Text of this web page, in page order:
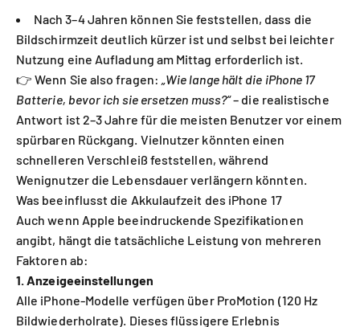
Nach 3–4 Jahren können Sie feststellen, dass die
Bildschirmzeit deutlich kürzer ist und selbst bei leichter
Nutzung eine Aufladung am Mittag erforderlich ist.
👉 Wenn Sie also fragen: „Wie lange hält die iPhone 17
Batterie, bevor ich sie ersetzen muss?“– die realistische
Antwort ist 2–3 Jahre für die meisten Benutzer vor einem
spürbaren Rückgang. Vielnutzer könnten einen
schnelleren Verschleiß feststellen, während
Wenignutzer die Lebensdauer verlängern könnten.
Was beeinflusst die Akkulaufzeit des iPhone 17
Auch wenn Apple beeindruckende Spezifikationen
angibt, hängt die tatsächliche Leistung von mehreren
Faktoren ab:
1. Anzeigeeinstellungen
Alle iPhone-Modelle verfügen über ProMotion (120 Hz
Bildwiederholrate). Dieses flüssigere Erlebnis